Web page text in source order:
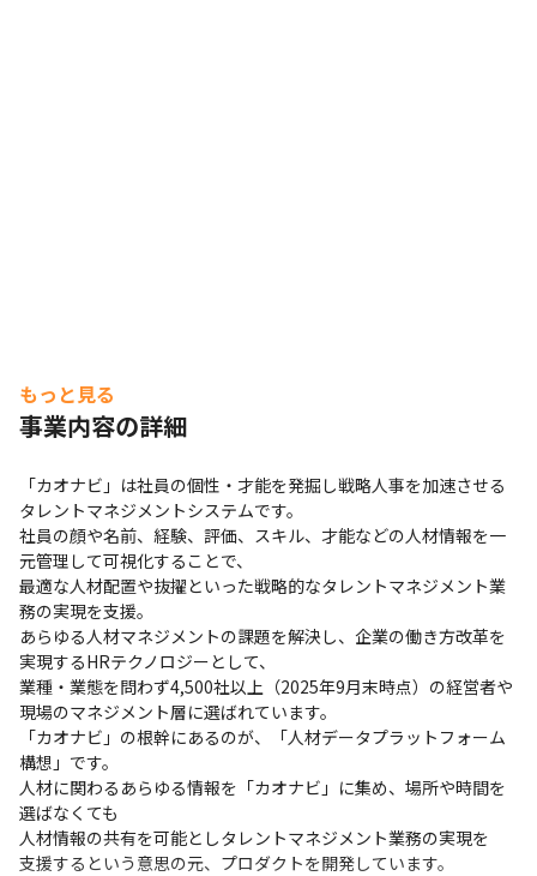
もっと見る
事業内容の詳細
「カオナビ」は社員の個性・才能を発掘し戦略人事を加速させる
タレントマネジメントシステムです。
社員の顔や名前、経験、評価、スキル、才能などの人材情報を一
元管理して可視化することで、
最適な人材配置や抜擢といった戦略的なタレントマネジメント業
務の実現を支援。
あらゆる人材マネジメントの課題を解決し、企業の働き方改革を
実現するHRテクノロジーとして、
業種・業態を問わず4,500社以上（2025年9月末時点）の経営者や
現場のマネジメント層に選ばれています。
「カオナビ」の根幹にあるのが、「人材データプラットフォーム
構想」です。
人材に関わるあらゆる情報を「カオナビ」に集め、場所や時間を
選ばなくても
人材情報の共有を可能としタレントマネジメント業務の実現を
支援するという意思の元、プロダクトを開発しています。